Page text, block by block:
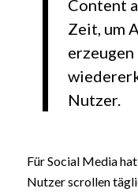
Content
Zeit, um
Nutzer.
Für Social Media
Nutzer scrollen